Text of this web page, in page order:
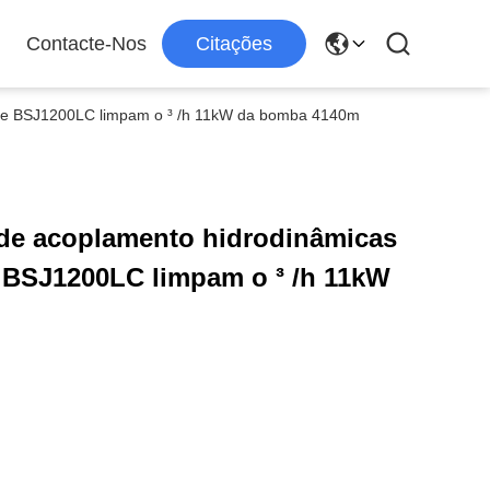
Contacte-Nos Citações
limpam o ³ /h 11kW da bomba 4140m
acoplamento hidrodinâmicas
limpam o ³ /h 11kW